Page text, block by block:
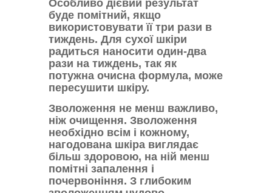
Особливо дієвий результат
буде помітний, якщо
використовувати її три рази в
тиждень. Для сухої шкіри
радиться наносити один-два
рази на тиждень, так як
потужна очисна формула, може
пересушити шкіру.
Зволоження не менш важливо,
ніж очищення. Зволоження
необхідно всім і кожному,
нагодована шкіра виглядає
більш здоровою, на ній менш
помітні запалення і
почервоніння. З глибоким